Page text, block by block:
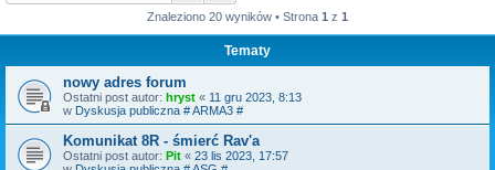
Znaleziono 20 wyników • Strona 1 z 1
Tematy
nowy adres forum
Ostatni post autor: hryst « 11 gru 2023, 8:13
w Dyskusja publiczna # ARMA3 #
Komunikat 8R - śmierć Rav'a
Ostatni post autor: Pit « 23 lis 2023, 17:57